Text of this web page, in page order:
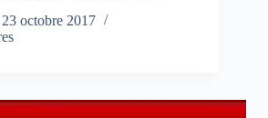
23 octobre 2017